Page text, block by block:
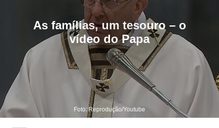
As famílias, um tesouro – o
vídeo do Papa
Foto: Reprodução/Youtube